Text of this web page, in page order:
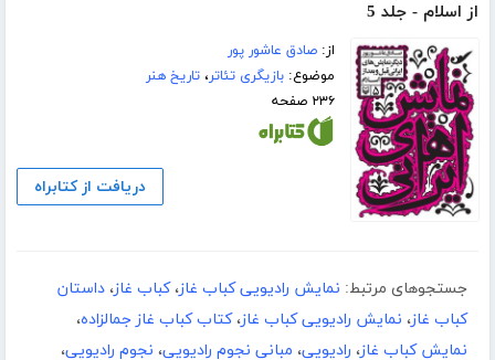
از اسلام - جلد 5
از:صادق عاشور پور
موضوع:بازیگری تئاتر،تاریخ هنر
۲۳۶ صفحه
دریافت از کتابراه
جستجوهای مرتبط: نمایش رادیویی کباب غاز،کباب غاز، داستان
کباب غاز، نمایش رادیویی کباب غاز،کتاب کباب غاز جمالزاده،
نمایش کباب غاز، رادیویی، مبانی نجوم رادیویی، نجوم رادیویی،